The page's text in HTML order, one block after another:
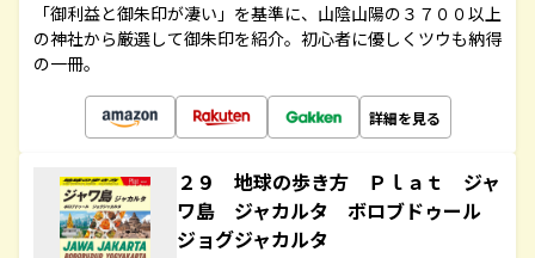
「御利益と御朱印が凄い」を基準に、山陰山陽の３７００以上
の神社から厳選して御朱印を紹介。初心者に優しくツウも納得
の一冊。
詳細を見る
２９ 地球の歩き方 Ｐｌａｔ ジャ
ワ島 ジャカルタ ボロブドゥール
ジョグジャカルタ